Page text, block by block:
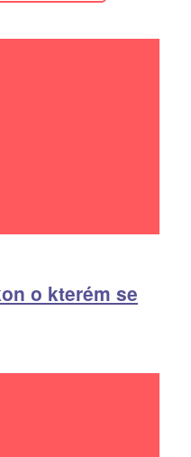
EDITINO
o kterém se